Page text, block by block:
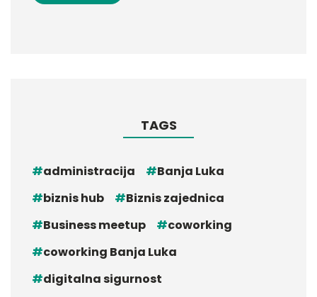
TAGS
administracija
Banja Luka
biznis hub
Biznis zajednica
Business meetup
coworking
coworking Banja Luka
digitalna sigurnost